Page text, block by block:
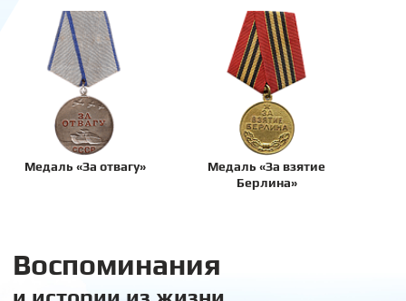
Медаль «За отвагу»
Медаль «За взятие
Берлина»
Воспоминания